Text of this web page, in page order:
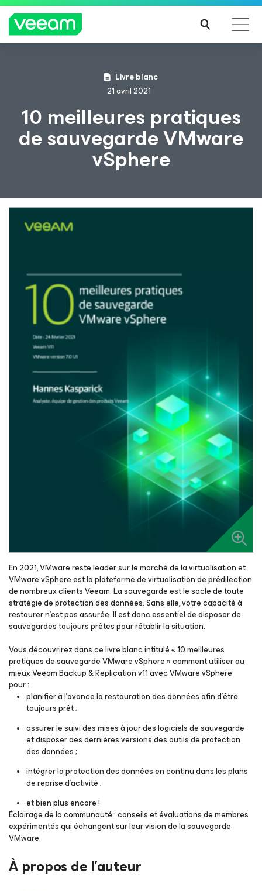
Recommandations de Veeam pour les clients
impactés par la mise à jour de CrowdStrike
LA
SUIT
Livre blanc
21 avril 2021
10 meilleures pratiques
de sauvegarde VMware
vSphere
En 2021, VMware reste leader sur le marché de la virtualisation et
VMware vSphere est la plateforme de virtualisation de prédilection
de nombreux clients Veeam. La sauvegarde est le socle de toute
stratégie de protection des données. Sans elle, votre capacité à
restaurer n’est pas assurée. Il est donc essentiel de disposer de
sauvegardes toujours prêtes pour rétablir la situation.
Vous découvrirez dans ce livre blanc intitulé « 10 meilleures
pratiques de sauvegarde VMware vSphere » comment utiliser au
mieux Veeam Backup & Replication v11 avec VMware vSphere
pour :
planifier à l’avance la restauration des données afin d’être
toujours prêt ;
assurer le suivi des mises à jour des logiciels de sauvegarde
et disposer des dernières versions des outils de protection
des données ;
intégrer la protection des données en continu dans les plans
de reprise d’activité ;
et bien plus encore !
Éclairage de la communauté : conseils et évaluations de membres
expérimentés qui échangent sur leur vision de la sauvegarde
VMware.
À propos de l’auteur